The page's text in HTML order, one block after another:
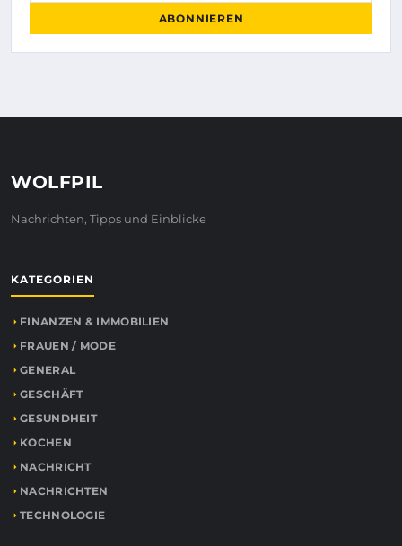
ABONNIEREN
WOLFPIL
Nachrichten, Tipps und Einblicke
KATEGORIEN
FINANZEN & IMMOBILIEN
FRAUEN / MODE
GENERAL
GESCHÄFT
GESUNDHEIT
KOCHEN
NACHRICHT
NACHRICHTEN
TECHNOLOGIE